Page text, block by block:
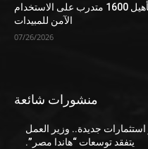
الزراعة: تأهيل 1600 متدرب على الاستخدام
الآمن للمبيدات
07/26/2026
منشورات شائعة
استثمارات جديدة.. وزير العمل
يتفقد توسعات “هاندا مصر”.